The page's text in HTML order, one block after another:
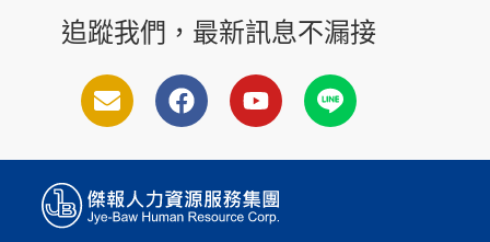
追蹤我們，最新訊息不漏接